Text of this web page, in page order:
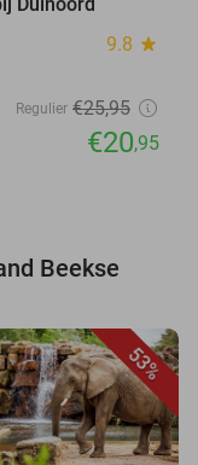
Duinoord
9.8 star
Regulier €25,95
€20,95
Beekse
53%